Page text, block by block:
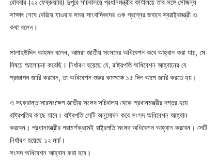
রোববার (২২ ফেব্রুয়ারি) দুপুরে সচিবালয়ে প্রধানমন্ত্রীর কার্যালয়ে তার সঙ্গে সৌজন্য
সাক্ষাৎ শেষে বেরিয়ে যাওয়ার সময় সাংবাদিকদের এক প্রশ্নের জবাবে স্বরাষ্ট্রমন্ত্রী এ
কথা বলেন।
সালাহউদ্দিন আহমদ বলেন, আমরা জাতীয় সংসদের অধিবেশন কবে আহ্বান করা যায়, সে
বিষয়ে আলোচনা করেছি। নির্ধারণ হয়েছে যে, রাষ্ট্রপতি অধিবেশন আহ্বানের যে
প্রজ্ঞাপন জারি করবেন, তা অধিবেশন শুরুর কমপক্ষে ১৫ দিন আগে জারি করতে হয়।
এ সংক্রান্ত সারসংক্ষেপ জাতীয় সংসদ সচিবালয় থেকে প্রধানমন্ত্রীর দপ্তর হয়ে
রাষ্ট্রপতির কাছে যাবে। রাষ্ট্রপতি সেটি অনুমোদন করে সংসদ অধিবেশন আহ্বান
করবেন। প্রধানমন্ত্রীর পরামর্শক্রমেই রাষ্ট্রপতি সংসদ অধিবেশন আহ্বান করবেন। সেটি
নির্ধারণ হয়েছে ১২ মার্চ।
সংসদ অধিবেশন আহ্বান করা হবে।